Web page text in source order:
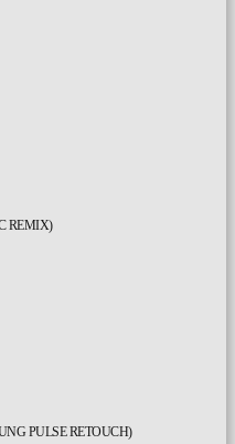
REMIX)
PULSE RETOUCH)